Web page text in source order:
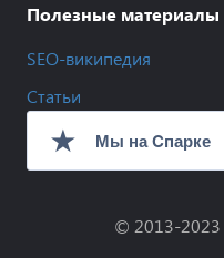
Полезные материалы
SEO-википедия
Статьи
© 2013-2023